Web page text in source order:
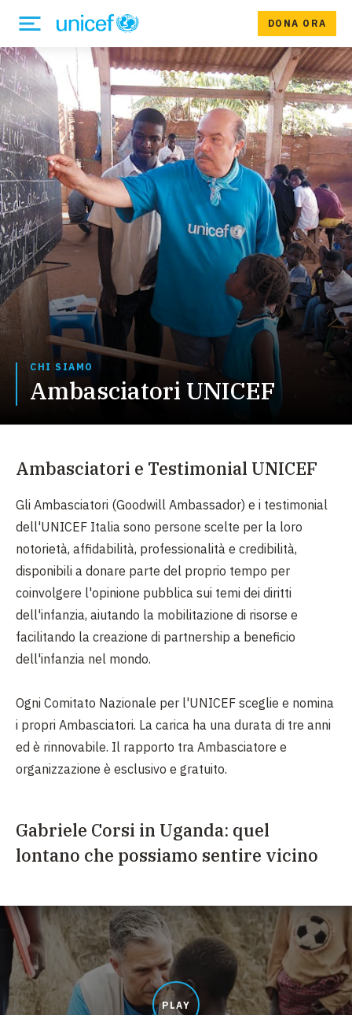
DONA ORA
CHI SIAMO
Ambasciatori UNICEF
Ambasciatori e Testimonial UNICEF
Gli Ambasciatori (Goodwill Ambassador) e i testimonial
dell'UNICEF Italia sono persone scelte per la loro
notorietà, affidabilità, professionalità e credibilità,
disponibili a donare parte del proprio tempo per
coinvolgere l'opinione pubblica sui temi dei diritti
dell'infanzia, aiutando la mobilitazione di risorse e
facilitando la creazione di partnership a beneficio
dell'infanzia nel mondo.
Ogni Comitato Nazionale per l'UNICEF sceglie e nomina
i propri Ambasciatori. La carica ha una durata di tre anni
ed è rinnovabile. Il rapporto tra Ambasciatore e
organizzazione è esclusivo e gratuito.
Gabriele Corsi in Uganda: quel
lontano che possiamo sentire vicino
PLAY